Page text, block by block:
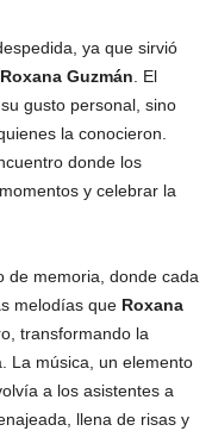
ya que sirvió
Roxana Guzmán . El
gusto personal, sino
la conocieron.
donde los
y celebrar la
de memoria, donde cada
melodías que Roxana
transformando la
La música, un elemento
a los asistentes a
llena de risas y